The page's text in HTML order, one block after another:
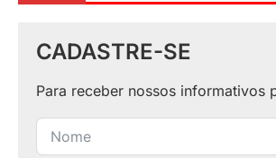
CADASTRE-SE
Para receber nossos informativos